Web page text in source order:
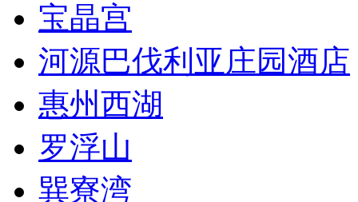
宝晶宫
河源巴伐利亚庄园酒店
惠州西湖
罗浮山
巽寮湾